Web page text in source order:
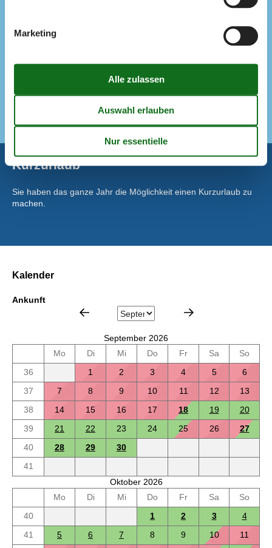
Kurzurlaub
Sie haben das ganze Jahr die Möglichkeit einen Kurzurlaub zu
machen.
Kalender
Ankunft
September 2026
Mo
Di Mi Do Fr Sa
So
36
1 2 3 4 5
6
37
7 8 9 10 11 12
13
38
14 15 16 17 18 19
20
39
21 22 23 24 25 26
27
40
28 29
30
41
Oktober 2026
Mo
Di Mi Do Fr Sa
So
40
1 2 3
4
41
5 6 7 8 9 10
11
Marketing